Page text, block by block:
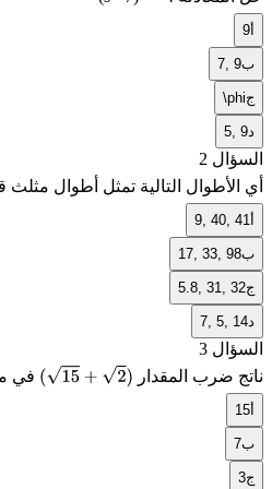
أ9
ب7, 9
ج\phi
د5, 9
السؤال 2
أي الأطوال التالية تمثل أطوال
أ9, 40, 41
ب17, 33, 98
ج5.8, 31, 32
د7, 5, 14
السؤال 3
ناتج ضرب المقدار
(15 +2 في
أ15
ب7
ج3